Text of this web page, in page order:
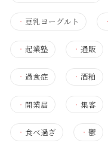
・ 豆乳ヨーグルト
・ 起業塾 ・通販
・ 過食症 ・酒粕
・ 開業届 ・集客
・ 食べ過ぎ ・鬱